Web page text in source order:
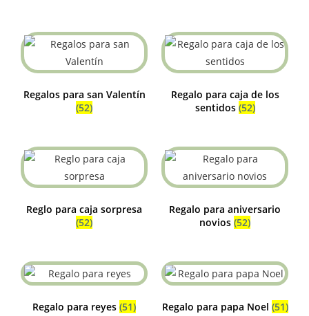
Regalos para san Valentín
(52)
Regalo para caja de los
sentidos (52)
Reglo para caja sorpresa
(52)
Regalo para aniversario
novios (52)
Regalo para reyes (51) Regalo para papa Noel (51)